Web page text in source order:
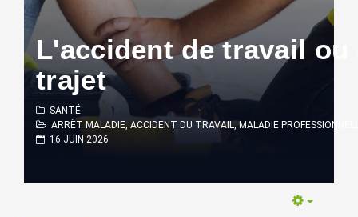
L'accident de travail ou
trajet
SANTÉ
ARRÊT MALADIE, ACCIDENT DU TRAVAIL, MALADIE
16 JUIN 2026